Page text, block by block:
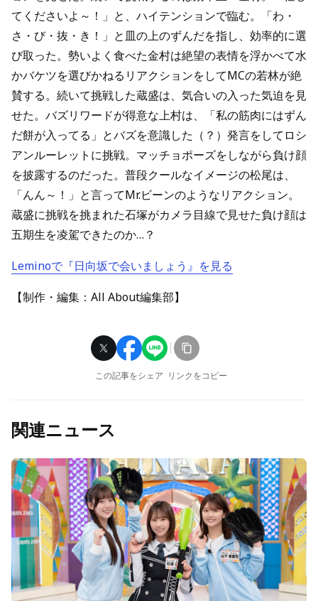
てくださいよ～！」と、ハイテンションで臨む。「わ・
さ・び・抜・き！」と皿の上のずんだを指し、効率的に選
び取った。勢いよく食べた金村は絶望の表情を浮かべて水
かバケツを選びかねるリアクションをしてMCの若林が絶
賛する。続いて挑戦した蔵盛は、気合いの入った気迫を見
せた。バズリワードが得意な上村は、「私の筋肉にはずん
だ餅が入ってる」とバズを意識した（？）発言をしてロシ
アンルーレットに挑戦。マッチョポーズをしながら負け顔
を披露するのだった。普段クールなイメージの松尾は、
「んん～！」と言ってMr.ビーンのようなリアクション。
蔵盛に挑戦を挑まれた石塚がカメラ目線で見せた負け顔は
五期生を凌駕できたのか…？
Leminoで『日向坂で会いましょう』を見る
【制作・編集：All About編集部】
この記事をシェア リンクをコピー
関連ニュース